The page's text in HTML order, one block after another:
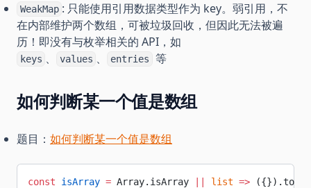
WeakMap : 只能使用引用数据类型作为 key。弱引用，不
在内部维护两个数组，可被垃圾回收，但因此无法被遍
历！即没有与枚举相关的 API，如
keys 、 values 、 entries 等
如何判断某一个值是数组
题目： 如何判断某一个值是数组
const isArray = Array.isArray list =>